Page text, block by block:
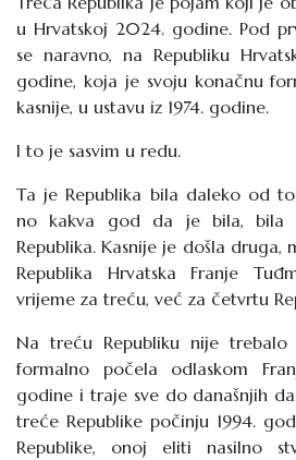
u Hrvatskoj 2024. godine. Pod
se naravno, na Republiku
godine, koja je svoju konačnu
kasnije, u ustavu iz 1974. godine.
I to je sasvim u redu.
Ta je Republika bila daleko od
no kakva god da je bila, bila
Republika. Kasnije je došla druga,
Republika Hrvatska Franje
vrijeme za treću, već za četvrtu
Na treću Republiku nije
formalno počela odlaskom
godine i traje sve do današnjih
treće Republike počinju 1994.
Republike, onoj eliti nasilno